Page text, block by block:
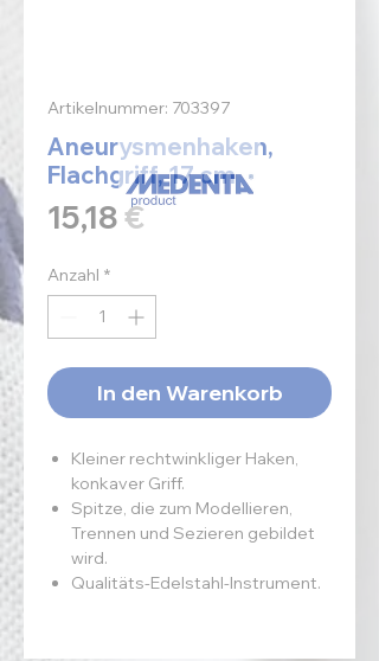
Artikelnummer: 703397
Aneurysmenhaken,
Flachgriff, 17 cm
15,18 €Preis
Anzahl *
In den Warenkorb
Kleiner rechtwinkliger Haken,
konkaver Griff.
Spitze, die zum Modellieren,
Trennen und Sezieren gebildet
wird.
Qualitäts-Edelstahl-Instrument.